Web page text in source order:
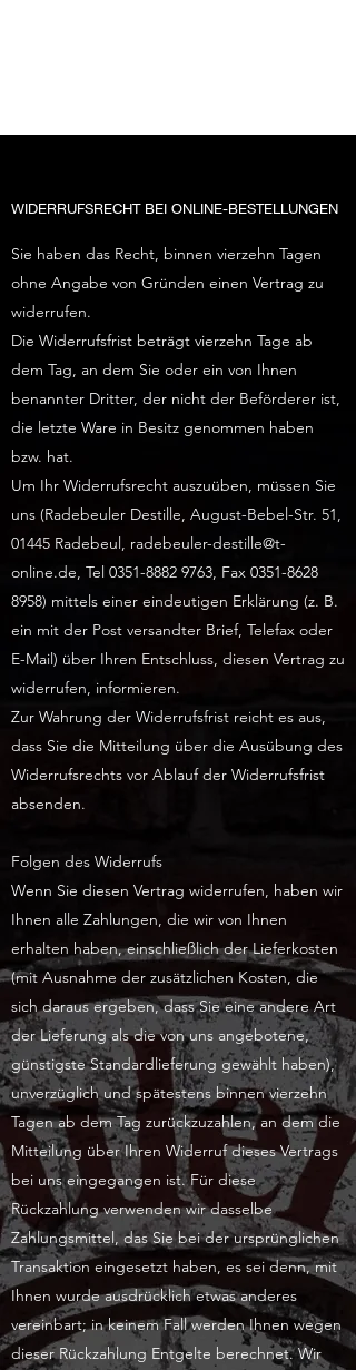
WIDERRUFSRECHT BEI ONLINE-BESTELLUNGEN
Sie haben das Recht, binnen vierzehn Tagen
ohne Angabe von Gründen einen Vertrag zu
widerrufen.
Die Widerrufsfrist beträgt vierzehn Tage ab
dem Tag, an dem Sie oder ein von Ihnen
benannter Dritter, der nicht der Beförderer ist,
die letzte Ware in Besitz genommen haben
bzw. hat.
Um Ihr Widerrufsrecht auszuüben, müssen Sie
uns (Radebeuler Destille, August-Bebel-Str. 51,
01445 Radebeul, radebeuler-destille@t-
online.de, Tel 0351-8882 9763, Fax 0351-8628
8958) mittels einer eindeutigen Erklärung (z. B.
ein mit der Post versandter Brief, Telefax oder
E-Mail) über Ihren Entschluss, diesen Vertrag zu
widerrufen, informieren.
Zur Wahrung der Widerrufsfrist reicht es aus,
dass Sie die Mitteilung über die Ausübung des
Widerrufsrechts vor Ablauf der Widerrufsfrist
absenden.
Folgen des Widerrufs
Wenn Sie diesen Vertrag widerrufen, haben wir
Ihnen alle Zahlungen, die wir von Ihnen
erhalten haben, einschließlich der Lieferkosten
(mit Ausnahme der zusätzlichen Kosten, die
sich daraus ergeben, dass Sie eine andere Art
der Lieferung als die von uns angebotene,
günstigste Standardlieferung gewählt haben),
unverzüglich und spätestens binnen vierzehn
Tagen ab dem Tag zurückzuzahlen, an dem die
Mitteilung über Ihren Widerruf dieses Vertrags
bei uns eingegangen ist. Für diese
Rückzahlung verwenden wir dasselbe
Zahlungsmittel, das Sie bei der ursprünglichen
Transaktion eingesetzt haben, es sei denn, mit
Ihnen wurde ausdrücklich etwas anderes
vereinbart; in keinem Fall werden Ihnen wegen
dieser Rückzahlung Entgelte berechnet. Wir